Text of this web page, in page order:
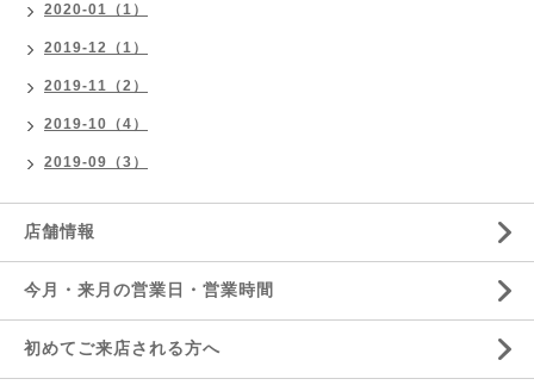
2020-01（1）
2019-12（1）
2019-11（2）
2019-10（4）
2019-09（3）
店舗情報
今月・来月の営業日・営業時間
初めてご来店される方へ